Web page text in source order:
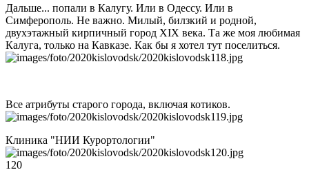
Дальше... попали в Калугу. Или в Одессу. Или в
Симферополь. Не важно. Милый, билзкий и родной,
двухэтажный кирпичный город XIX века. Та же моя любимая
Калуга, только на Кавказе. Как бы я хотел тут поселиться.
Все атрибуты старого города, включая котиков.
Клиника "НИИ Курортологии"
120